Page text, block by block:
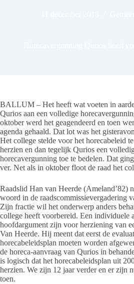
BALLUM – Het heeft wat voeten in
Qurios aan een volledige
oktober werd het geagendeerd en toen
agenda gehaald. Dat lot was het
Het college stelde voor het horecabeleid
herzien en dan tegelijk Qurios een
horecavergunning toe te bedelen. Dat
ver. Net als in oktober floot de raad het
Raadslid Han van Heerde (Ameland’82)
woord in de raadscommissievergadering
Zijn fractie wil het onderwerp anders
college heeft voorbereid. Een individuele
hoofdargument zijn voor herziening van
Van Heerde. Hij meent dat eerst de
horecabeleidsplan moeten worden
de horeca-aanvraag van Qurios in
is logisch dat het horecabeleidsplan uit
herzien. We zijn 12 jaar verder en er zijn
toen.